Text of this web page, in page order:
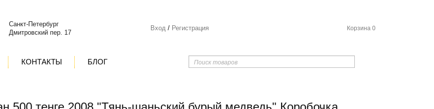
Санкт-Петербург
Дмитровский пер. 17
Вход/Регистрация Корзина 0
КОНТАКТЫ БЛОГ